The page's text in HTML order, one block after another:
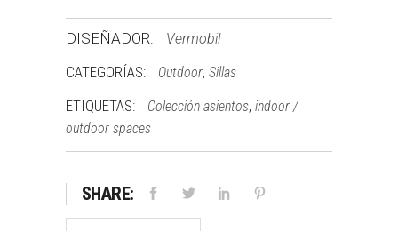
DISEÑADOR: Vermobil
CATEGORÍAS: Outdoor, Sillas
ETIQUETAS: Colección asientos, indoor /
outdoor spaces
SHARE: